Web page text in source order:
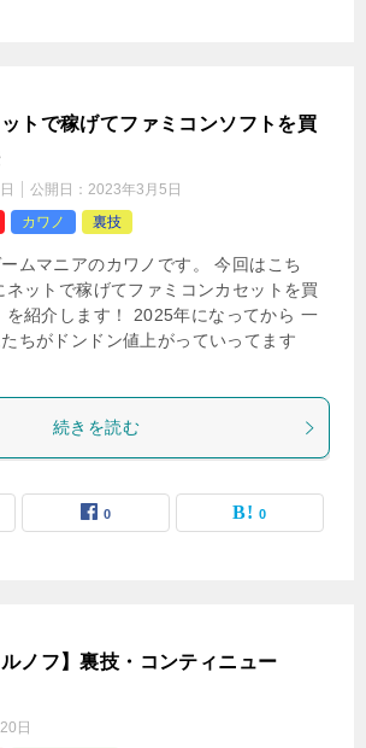
続きを読む
0
公開日：2023年3月5日
ムマニアのカワノです。 今回はこち